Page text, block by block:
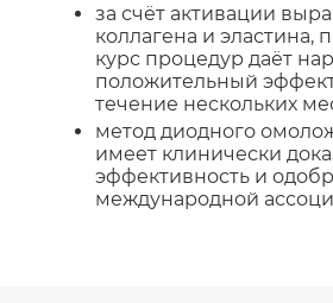
за счёт активации
коллагена и эластина,
курс процедур даёт
положительный
течение нескольких
метод диодного
имеет клинически
эффективность и
международной